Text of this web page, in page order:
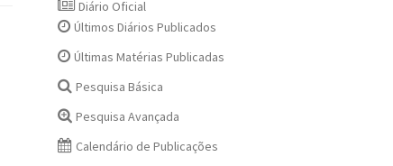
Diário Oficial
Últimos Diários Publicados
Últimas Matérias Publicadas
Pesquisa Básica
Pesquisa Avançada
Calendário de Publicações